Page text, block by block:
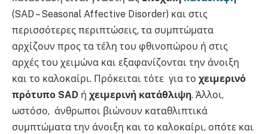
(SAD – Seasonal Affective Disorder) και στις
περισσότερες περιπτώσεις, τα συμπτώματα
αρχίζουν προς τα τέλη του φθινοπώρου ή στις
αρχές του χειμώνα και εξαφανίζονται την άνοιξη
και το καλοκαίρι. Πρόκειται τότε για το χειμερινό
πρότυπο SAD ή χειμερινή κατάθλιψη. Άλλοι,
ωστόσο, άνθρωποι βιώνουν καταθλιπτικά
συμπτώματα την άνοιξη και το καλοκαίρι, οπότε και